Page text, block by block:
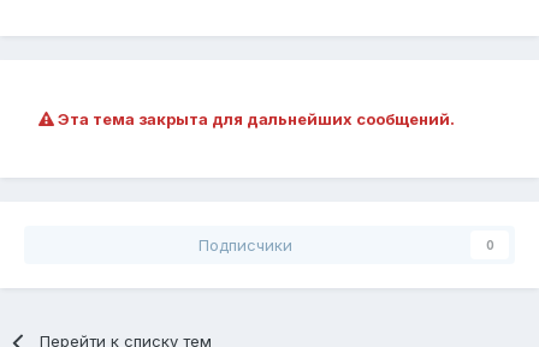
Эта тема закрыта для дальнейших сообщений.
Подписчики 0
Перейти к списку тем